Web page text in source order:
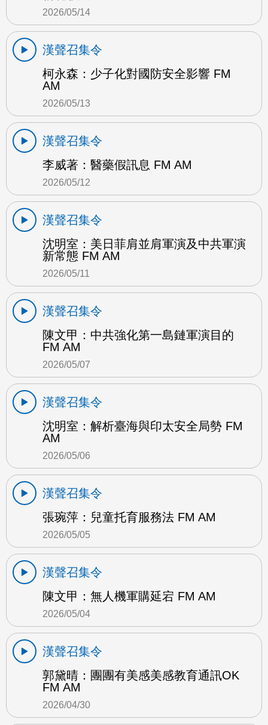
2026/05/14
漢聲召集令
柯永森：少子化對國防安全影響 FM
AM
2026/05/13
漢聲召集令
李威著：醫藥假訊息 FM AM
2026/05/12
漢聲召集令
沈明室：美日菲肩並肩軍演及中共軍演
新常態 FM AM
2026/05/11
漢聲召集令
陳文甲：中共強化第一島鏈軍演目的
FM AM
2026/05/07
漢聲召集令
沈明室：解析臺海與印太安全局勢 FM
AM
2026/05/06
漢聲召集令
張琬萍：兒童托育服務法 FM AM
2026/05/05
漢聲召集令
陳文甲：無人機軍購延宕 FM AM
2026/05/04
漢聲召集令
郭黛晴：團團有美感美感教育通訊OK
FM AM
2026/04/30